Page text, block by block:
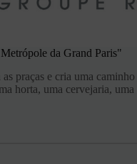
da Grand Paris"
e cria uma
horta, uma cervejaria,